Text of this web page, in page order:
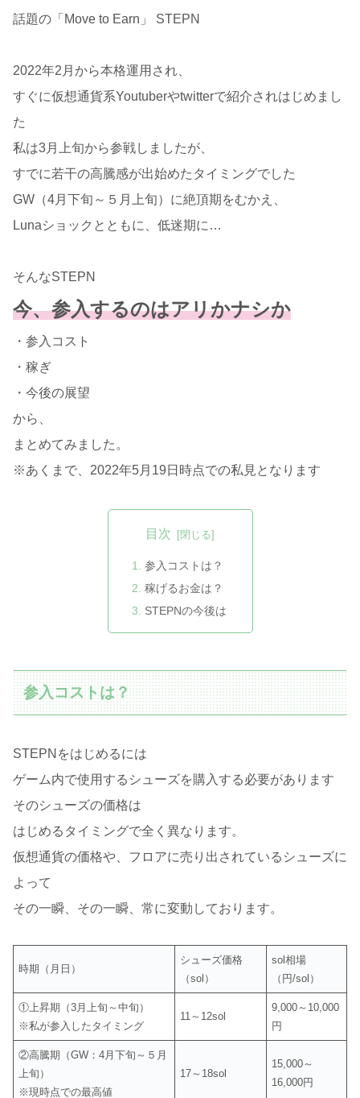
話題の「Move to Earn」 STEPN
2022年2月から本格運用され、
すぐに仮想通貨系Youtuberやtwitterで紹介されはじめまし
た
私は3月上旬から参戦しましたが、
すでに若干の高騰感が出始めたタイミングでした
GW（4月下旬～５月上旬）に絶頂期をむかえ、
Lunaショックとともに、低迷期に…
そんなSTEPN
今、参入するのはアリかナシか
・参入コスト
・稼ぎ
・今後の展望
から、
まとめてみました。
※あくまで、2022年5月19日時点での私見となります
目次
参入コストは？
稼げるお金は？
STEPNの今後は
参入コストは？
STEPNをはじめるには
ゲーム内で使用するシューズを購入する必要があります
そのシューズの価格は
はじめるタイミングで全く異なります。
仮想通貨の価格や、フロアに売り出されているシューズに
よって
その一瞬、その一瞬、常に変動しております。
時期（月日）
シューズ価格
（sol）
sol相場
（円/sol）
①上昇期（3月上旬～中旬）
※私が参入したタイミング
11～12sol
9,000～10,000
円
②高騰期（GW：4月下旬～５月
上旬）
※現時点での最高値
17～18sol
15,000～
16,000円